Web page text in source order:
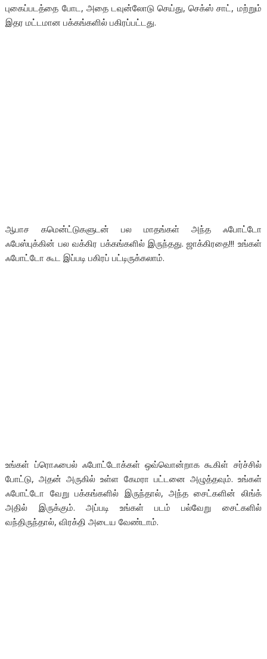
புகைப்படத்தை போட, அதை டவுன்லோடு செய்து, செக்ஸ் சாட், மற்றும்
இதர மட்டமான பக்கங்களில் பகிரப்பட்டது.
ஆபாச கமென்ட்டுகளுடன் பல மாதங்கள் அந்த ஃபோட்டோ
ஃபேஸ்புக்கின் பல வக்கிர பக்கங்களில் இருந்தது. ஜாக்கிரதை!!! உங்கள்
ஃபோட்டோ கூட இப்படி பகிரப் பட்டிருக்கலாம்.
உங்கள் ப்ரொஃபைல் ஃபோட்டோக்கள் ஒவ்வொன்றாக கூகிள் சர்ச்சில்
போட்டு, அதன் அருகில் உள்ள கேமரா பட்டனை அழுத்தவும். உங்கள்
ஃபோட்டோ வேறு பக்கங்களில் இருந்தால், அந்த சைட்களின் லிங்க்
அதில் இருக்கும். அப்படி உங்கள் படம் பல்வேறு சைட்களில்
வந்திருந்தால், விரக்தி அடைய வேண்டாம்.